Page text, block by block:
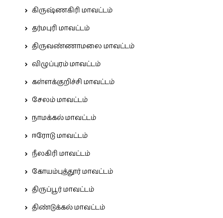
கிருஷ்ணகிரி மாவட்டம்
தர்மபுரி மாவட்டம்
திருவண்ணாமலை மாவட்டம்
விழுப்புரம் மாவட்டம்
கள்ளக்குறிச்சி மாவட்டம்
சேலம் மாவட்டம்
நாமக்கல் மாவட்டம்
ஈரோடு மாவட்டம்
நீலகிரி மாவட்டம்
கோயம்புத்தூர் மாவட்டம்
திருப்பூர் மாவட்டம்
திண்டுக்கல் மாவட்டம்